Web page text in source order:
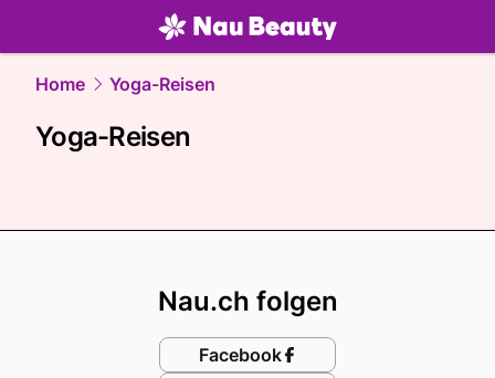
beauty.NAU.ch
Home Yoga-Reisen
Yoga-Reisen
Nau.ch folgen
Facebook